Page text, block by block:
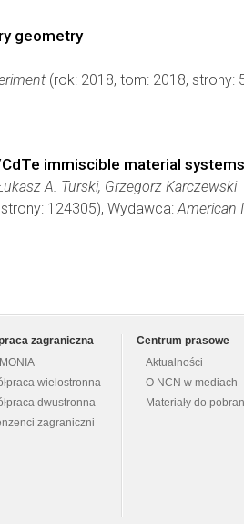
geometry
(rok: 2018, tom: 2018, strony:
immiscible material systems
A. Turski, Grzegorz Karczewski
124305), Wydawca:American
zagraniczna
wielostronna
dwustronna
zagraniczni
Centrum prasowe
Aktualności
O NCN w mediach
Materiały do